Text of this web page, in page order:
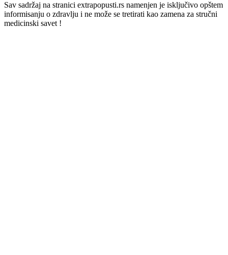
Sav sadržaj na stranici extrapopusti.rs namenjen je isključivo opštem
informisanju o zdravlju i ne može se tretirati kao zamena za stručni
medicinski savet !